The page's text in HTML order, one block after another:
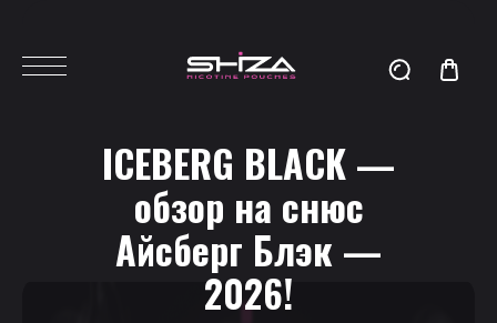
ICEBERG BLACK —
обзор на снюс
Айсберг Блэк —
2026!